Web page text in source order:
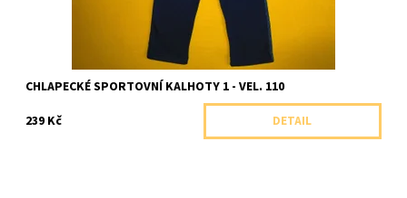
CHLAPECKÉ SPORTOVNÍ KALHOTY 1 - VEL. 110
239 Kč
DETAIL